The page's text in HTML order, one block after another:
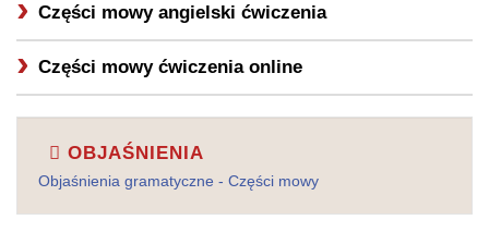
Części mowy angielski ćwiczenia
Części mowy ćwiczenia online
OBJAŚNIENIA
Objaśnienia gramatyczne - Części mowy